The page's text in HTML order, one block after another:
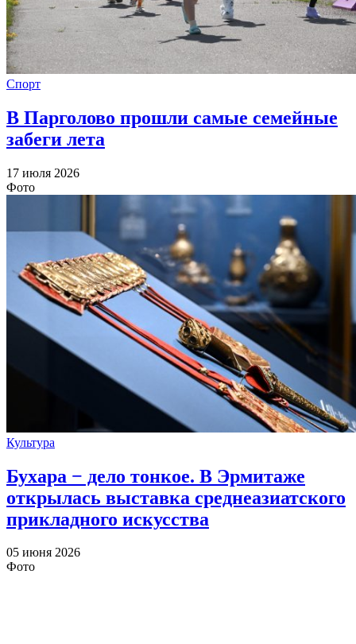
Спорт
В Парголово прошли самые семейные
забеги лета
17 июля 2026
Фото
Культура
Бухара − дело тонкое. В Эрмитаже
открылась выставка среднеазиатского
прикладного искусства
05 июня 2026
Фото